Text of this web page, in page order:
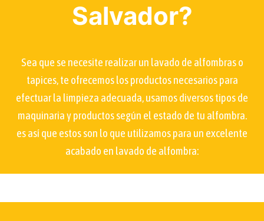
Salvador?
Sea que se necesite realizar un lavado de alfombras o
tapices, te ofrecemos los productos necesarios para
efectuar la limpieza adecuada, usamos diversos tipos de
maquinaria y productos según el estado de tu alfombra.
es así que estos son lo que utilizamos para un excelente
acabado en lavado de alfombra: